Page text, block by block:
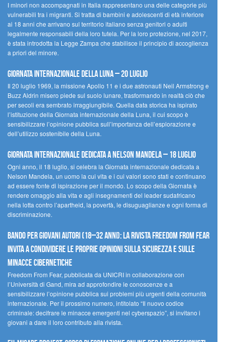
I minori non accompagnati in Italia rappresentano una delle categorie più
vulnerabili tra i migranti. Si tratta di bambini e adolescenti di età inferiore
ai 18 anni che arrivano sul territorio italiano senza genitori o adulti
legalmente responsabili della loro tutela. Per la loro protezione, nel 2017,
è stata introdotta la Legge Zampa che stabilisce il principio di accoglienza
a priori del minore.
Giornata Internazionale della Luna – 20 luglio
Il 20 luglio 1969, la missione Apollo 11 e i due astronauti Neil Armstrong e
Buzz Aldrin misero piede sul suolo lunare, trasformando in realtà ciò che
per secoli era sembrato irraggiungibile. Quella data storica ha ispirato
l’istituzione della Giornata internazionale della Luna, il cui scopo è
sensibilizzare l’opinione pubblica sull’importanza dell’esplorazione e
dell’utilizzo sostenibile della Luna.
Giornata internazionale dedicata a Nelson Mandela – 18 luglio
Ogni anno, il 18 luglio, si celebra la Giornata internazionale dedicata a
Nelson Mandela, un uomo la cui vita e i cui valori sono stati e continuano
ad essere fonte di ispirazione per il mondo. Lo scopo della Giornata è
rendere omaggio alla vita e agli insegnamenti del leader sudafricano
nella lotta contro l’apartheid, la povertà, le disuguaglianze e ogni forma di
discriminazione.
Bando per giovani autori (18–32 anni): la Rivista Freedom From Fear
invita a condividere le proprie opinioni sulla sicurezza e sulle
minacce cibernetiche
Freedom From Fear, pubblicata da UNICRI in collaborazione con
l’Università di Gand, mira ad approfondire le conoscenze e a
sensibilizzare l’opinione pubblica sui problemi più urgenti della comunità
internazionale. Per il prossimo numero, intitolato “Il nuovo codice
criminale: decifrare le minacce emergenti nel cyberspazio”, si invitano i
giovani a dare il loro contributo alla rivista.